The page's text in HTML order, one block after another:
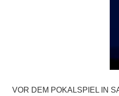
VOR DEM POKALSPIEL IN